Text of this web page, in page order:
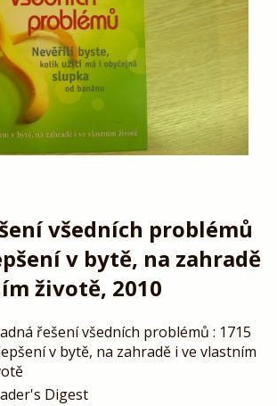
všedních problémů
v bytě, na zahradě
životě, 2010
řešení všedních problémů : 1715
v bytě, na zahradě i ve vlastním
Digest